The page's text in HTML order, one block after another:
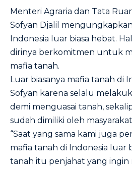
Menteri Agraria dan Tata
Sofyan Djalil
Indonesia luar biasa hebat.
dirinya berkomitmen untuk
mafia tanah.
Luar biasanya mafia tanah di
Sofyan karena selalu
demi menguasai tanah,
sudah dimiliki oleh
“Saat yang sama kami juga
mafia tanah di Indonesia luar
tanah itu penjahat yang ingin